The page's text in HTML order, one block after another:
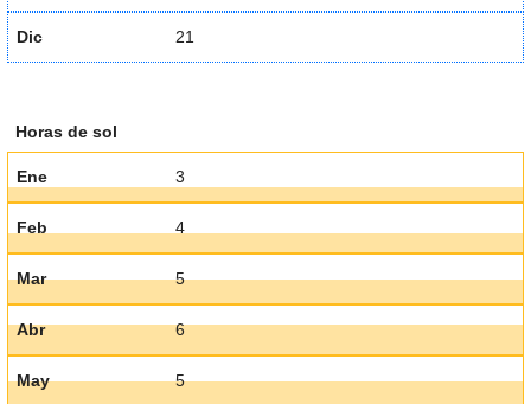
Dic 21
Horas de sol
Ene 3
Feb 4
Mar 5
Abr 6
May 5